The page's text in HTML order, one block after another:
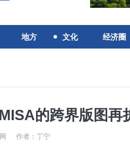
地方 文化 经济圈
的跨界版图再
作者：丁宁